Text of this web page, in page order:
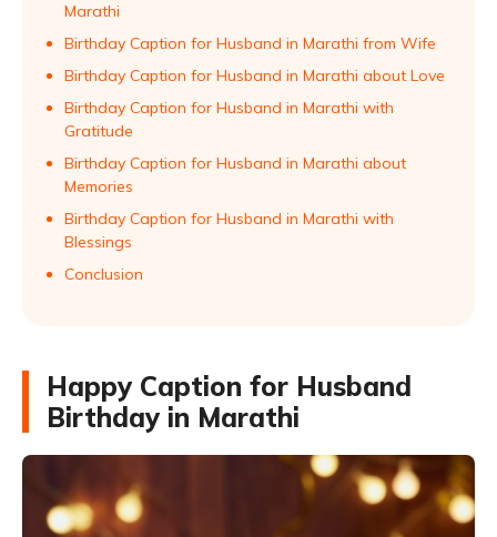
Marathi
Birthday Caption for Husband in Marathi from Wife
Birthday Caption for Husband in Marathi about Love
Birthday Caption for Husband in Marathi with
Gratitude
Birthday Caption for Husband in Marathi about
Memories
Birthday Caption for Husband in Marathi with
Blessings
Conclusion
Happy Caption for Husband
Birthday in Marathi